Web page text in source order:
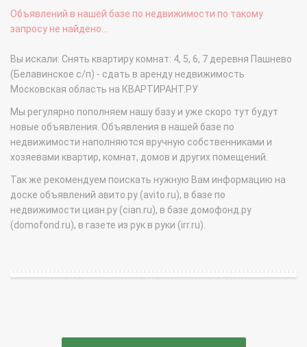
Объявлений в нашей базе по недвижимости по такому
запросу не найдено...
Вы искали: Снять квартиру комнат: 4, 5, 6, 7 деревня Пашнево
(Белавинское с/п) - сдать в аренду недвижимость
Московская область на КВАРТИРАНТ.РУ
Мы регулярно пополняем нашу базу и уже скоро тут будут
новые объявления. Объявления в нашей базе по
недвижимости наполняются вручную собственниками и
хозяевами квартир, комнат, домов и других помещений.
Так же рекомендуем поискать нужную Вам информацию на
доске объявлений авито.ру (avito.ru), в базе по
недвижимости циан.ру (cian.ru), в базе домофонд.ру
(domofond.ru), в газете из рук в руки (irr.ru).